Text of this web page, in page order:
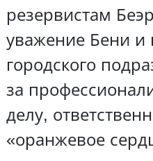
резервистам
уважение Бени и
городского
за
делу,
«оранжевое